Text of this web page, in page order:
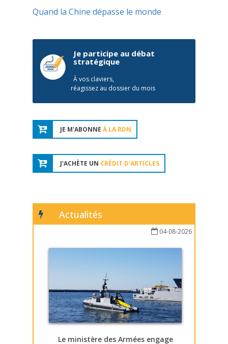
Quand la Chine dépasse le monde
Je participe au débat
stratégique
À vos claviers,
réagissez au dossier du mois
JE M'ABONNE À LA RDN
J'ACHÈTE UN CRÉDIT D'ARTICLES
Actualités
04-08-2026
Le ministère des Armées engage